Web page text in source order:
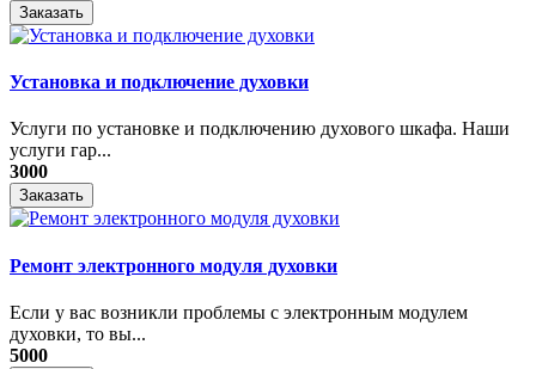
Заказать
Установка и подключение духовки
Услуги по установке и подключению духового шкафа. Наши
услуги гар...
3000
Заказать
Ремонт электронного модуля духовки
Если у вас возникли проблемы с электронным модулем
духовки, то вы...
5000